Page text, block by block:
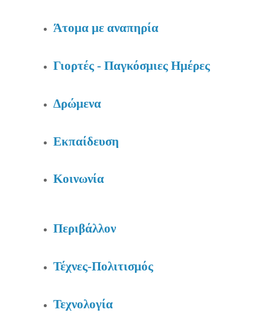
Άτομα με αναπηρία
Γιορτές - Παγκόσμιες Ημέρες
Δρώμενα
Εκπαίδευση
Κοινωνία
Περιβάλλον
Τέχνες-Πολιτισμός
Τεχνολογία